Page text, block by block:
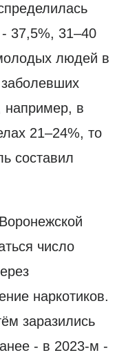
37,5%, 31–40
людей в
заболевших
например, в
21–24%, то
составил
число
наркотиков.
заразились
- в 2023-м -